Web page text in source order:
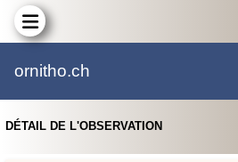
ornitho.ch
DÉTAIL DE L'OBSERVATION